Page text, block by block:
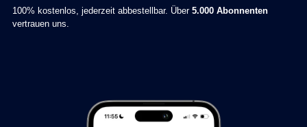
100% kostenlos, jederzeit abbestellbar. Über 5.000 Abonnenten
vertrauen uns.